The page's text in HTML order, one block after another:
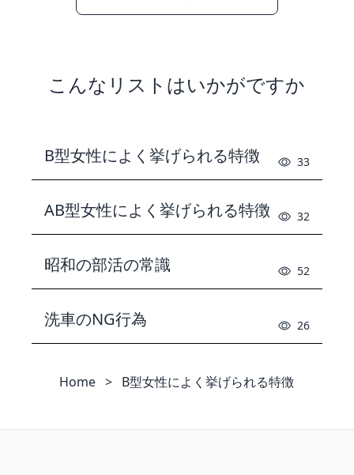
こんなリストはいかがですか
B型女性によく挙げられる特徴 33
AB型女性によく挙げられる特徴 32
昭和の部活の常識 52
洗車のNG行為 26
Home > B型女性によく挙げられる特徴